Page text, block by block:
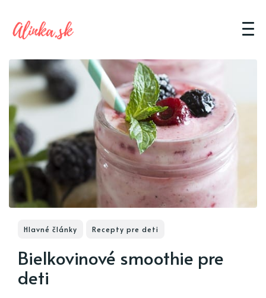
Hlavné články Recepty pre deti
Bielkovinové smoothie pre
deti